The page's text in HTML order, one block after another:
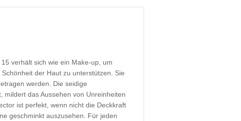
verhält sich wie ein Make-up, um
der Haut zu unterstützen. Sie
werden. Die seidige
das Aussehen von Unreinheiten
ist perfekt, wenn nicht die Deckkraft
geschminkt auszusehen. Für jeden